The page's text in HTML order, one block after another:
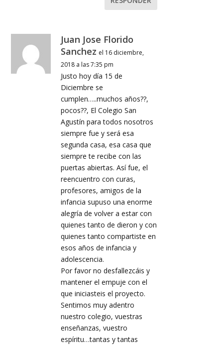
Juan Jose Florido
Sanchez el 16 diciembre,
2018 a las 7:35 pm
Justo hoy día 15 de
Diciembre se
cumplen…..muchos años??,
pocos??, El Colegio San
Agustín para todos nosotros
siempre fue y será esa
segunda casa, esa casa que
siempre te recibe con las
puertas abiertas. Así fue, el
reencuentro con curas,
profesores, amigos de la
infancia supuso una enorme
alegría de volver a estar con
quienes tanto de dieron y con
quienes tanto compartiste en
esos años de infancia y
adolescencia.
Por favor no desfallezcáis y
mantener el empuje con el
que iniciasteis el proyecto.
Sentimos muy adentro
nuestro colegio, vuestras
enseñanzas, vuestro
espíritu…tantas y tantas